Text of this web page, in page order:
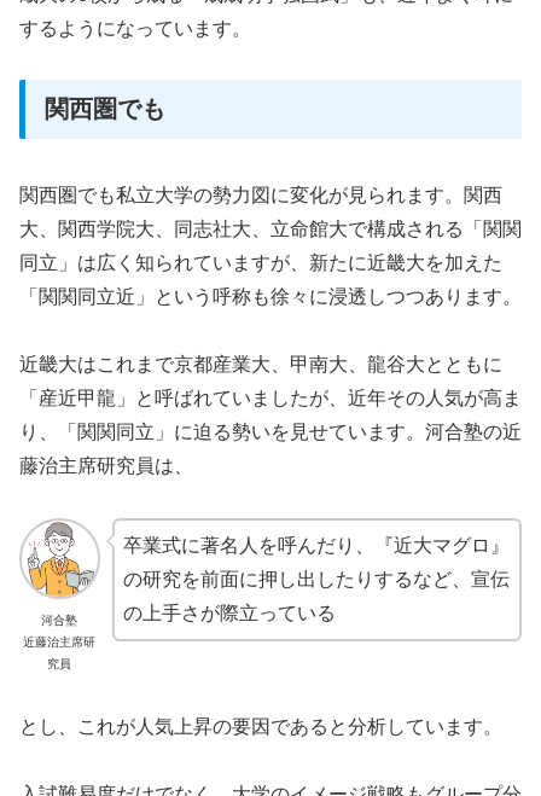
するようになっています。
関西圏でも
関西圏でも私立大学の勢力図に変化が見られます。関西
大、関西学院大、同志社大、立命館大で構成される「関関
同立」は広く知られていますが、新たに近畿大を加えた
「関関同立近」という呼称も徐々に浸透しつつあります。
近畿大はこれまで京都産業大、甲南大、龍谷大とともに
「産近甲龍」と呼ばれていましたが、近年その人気が高ま
り、「関関同立」に迫る勢いを見せています。河合塾の近
藤治主席研究員は、
河合塾
近藤治主席研
究員
卒業式に著名人を呼んだり、『近大マグロ』
の研究を前面に押し出したりするなど、宣伝
の上手さが際立っている
とし、これが人気上昇の要因であると分析しています。